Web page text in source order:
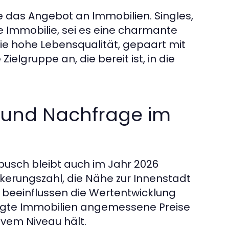
Angebot an Immobilien. Singles,
sei es eine charmante
hohe Lebensqualität, gepaart mit
an, die bereit ist, in die
Nachfrage im
bleibt auch im Jahr 2026
die Nähe zur Innenstadt
die Wertentwicklung
Immobilien angemessene Preise
Niveau hält.